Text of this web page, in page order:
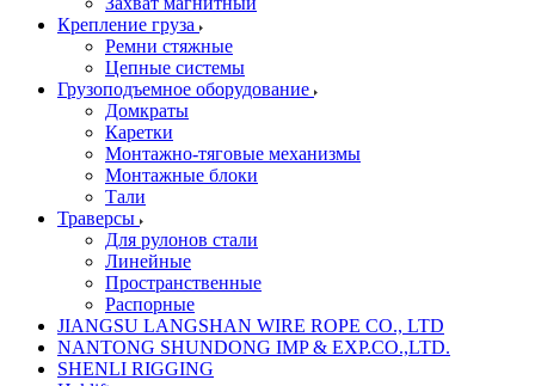
Крепление груза
Ремни стяжные
Цепные системы
Грузоподъемное оборудование
Домкраты
Каретки
Монтажно-тяговые механизмы
Монтажные блоки
Тали
Траверсы
Для рулонов стали
Линейные
Пространственные
Распорные
JIANGSU LANGSHAN WIRE ROPE CO., LTD
NANTONG SHUNDONG IMP & EXP.CO.,LTD.
SHENLI RIGGING